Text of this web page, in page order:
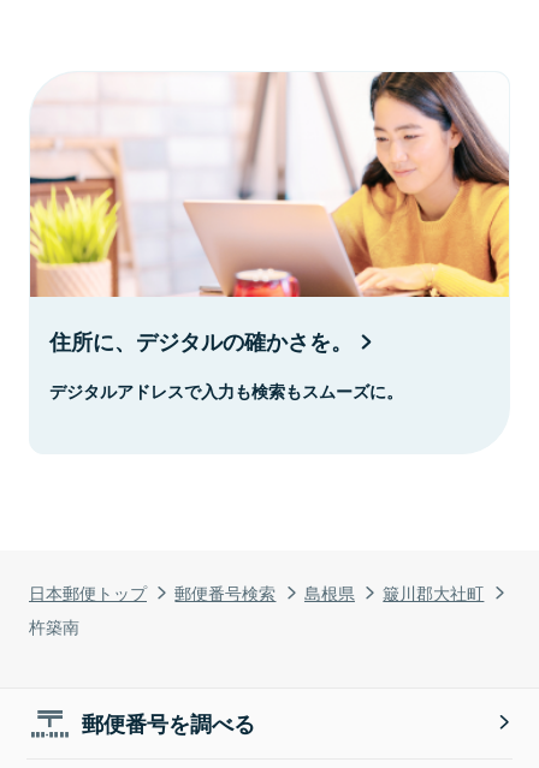
日本郵便トップ 郵便番号検索 島根県
簸川郡大社町
杵築南
住所に、デジタルの確かさを。
デジタルアドレスで入力も検索もスムーズに。
郵便番号を調べる